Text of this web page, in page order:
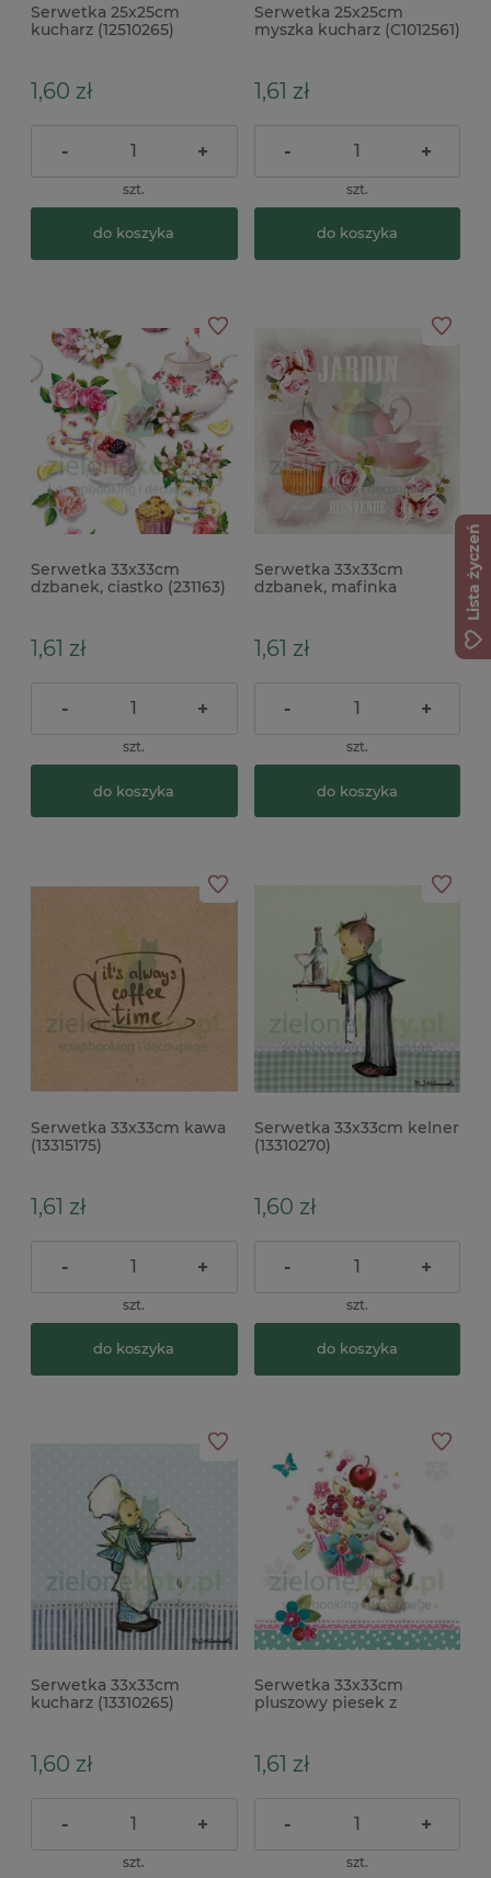
Serwetka 25x25cm
kucharz (12510265)
1,60 zł
- +
szt.
do koszyka
Serwetka 25x25cm
myszka kucharz (C1012561)
1,61 zł
- +
szt.
do koszyka
Serwetka 33x33cm
dzbanek, ciastko (231163)
1,61 zł
- +
szt.
do koszyka
Serwetka 33x33cm
dzbanek, mafinka
1,61 zł
- +
szt.
do koszyka
Serwetka 33x33cm kawa
(13315175)
1,61 zł
- +
szt.
do koszyka
Serwetka 33x33cm kelner
(13310270)
1,60 zł
- +
szt.
do koszyka
Serwetka 33x33cm
kucharz (13310265)
1,60 zł
- +
szt.
Serwetka 33x33cm
pluszowy piesek z
1,61 zł
- +
szt.
Lista życzeń